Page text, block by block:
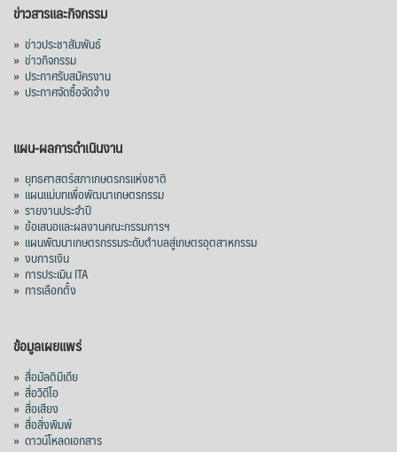
ข่าวสารและกิจกรรม
» ข่าวประชาสัมพันธ์
» ข่าวกิจกรรม
» ประกาศรับสมัครงาน
» ประกาศจัดซื้อจัดจ้าง
แผน-ผลการดำเนินงาน
» ยุทธศาสตร์สภาเกษตรกรแห่งชาติ
» แผนแม่บทเพื่อพัฒนาเกษตรกรรม
» รายงานประจำปี
» ข้อเสนอและผลงานคณะกรรมการฯ
» แผนพัฒนาเกษตรกรรมระดับตำบลสู่เกษตรอุตสาหกรรม
» งบการเงิน
» การประเมิน ITA
» การเลือกตั้ง
ข้อมูลเผยแพร่
» สื่อมัลติมีเดีย
» สื่อวิดีโอ
» สื่อเสียง
» สื่อสิ่งพิมพ์
» ดาวน์โหลดเอกสาร